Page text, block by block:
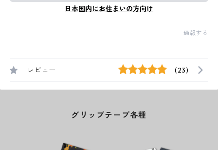
日本国内にお住まいの方向け
通報する
レビュー (23)
グリップテープ各種